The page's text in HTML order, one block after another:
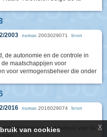
2003 numac 2003029071 bron
de autonomie en de controle in
maatschappijen voor
voor vermogensbeheer die onder
2016 numac 2016029074 bron
in het geheel van de
van cookies x